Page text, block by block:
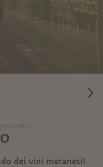
dei vini meranesi!